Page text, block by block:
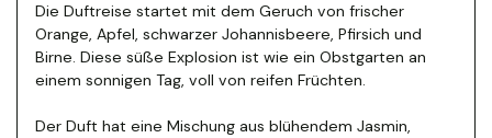
Die Duftreise startet mit dem Geruch von frischer
Orange, Apfel, schwarzer Johannisbeere, Pfirsich und
Birne. Diese süße Explosion ist wie ein Obstgarten an
einem sonnigen Tag, voll von reifen Früchten.
Der Duft hat eine Mischung aus blühendem Jasmin,